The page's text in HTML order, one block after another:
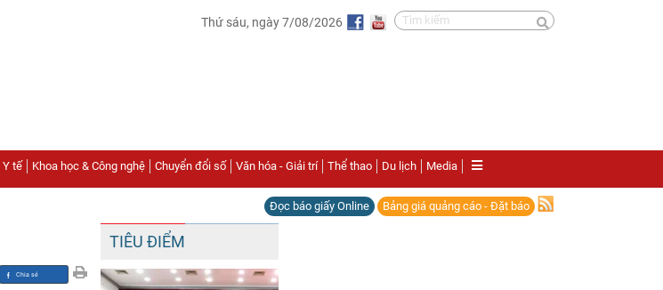
Thứ sáu, ngày 7/08/2026
Y tế Khoa học & Công nghệ Chuyển đổi số Văn hóa - Giải trí Thể thao Du lịch Media
Đọc báo giấy Online Bảng giá quảng cáo - Đặt báo
TIÊU ĐIỂM